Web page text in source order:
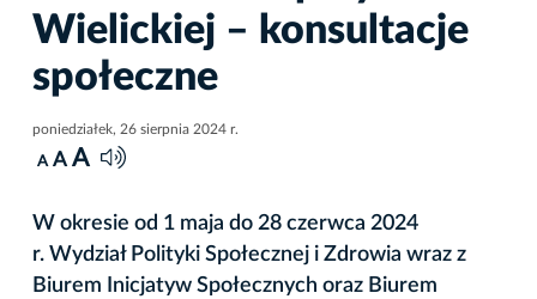
Wielickiej – konsultacje
społeczne
poniedziałek, 26 sierpnia 2024 r.
A A A
W okresie od 1 maja do 28 czerwca 2024
r. Wydział Polityki Społecznej i Zdrowia wraz z
Biurem Inicjatyw Społecznych oraz Biurem